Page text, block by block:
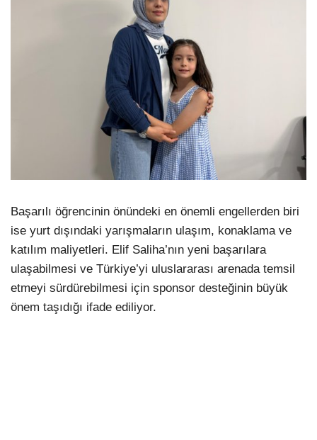
Başarılı öğrencinin önündeki en önemli engellerden biri
ise yurt dışındaki yarışmaların ulaşım, konaklama ve
katılım maliyetleri. Elif Saliha’nın yeni başarılara
ulaşabilmesi ve Türkiye’yi uluslararası arenada temsil
etmeyi sürdürebilmesi için sponsor desteğinin büyük
önem taşıdığı ifade ediliyor.